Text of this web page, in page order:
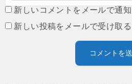
新しいコメントをメールで通知
新しい投稿をメールで受け取る